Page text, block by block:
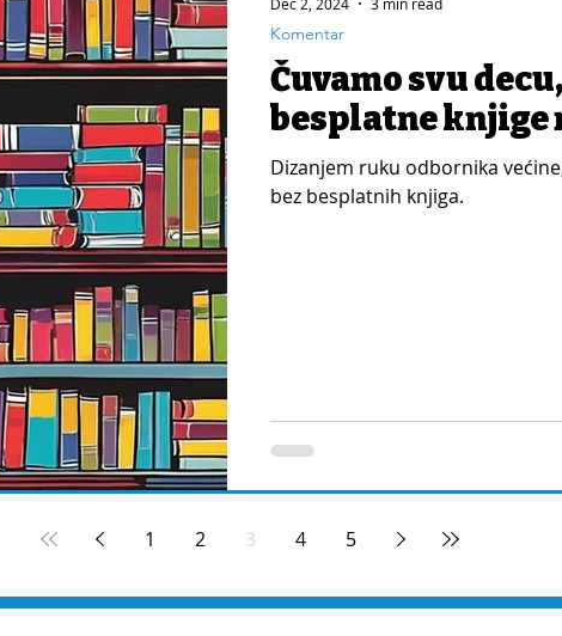
Čuvamo svu
besplatne knjige
Dizanjem ruku odbornika
bez besplatnih knjiga.
Komentar
1 2 3 4 5